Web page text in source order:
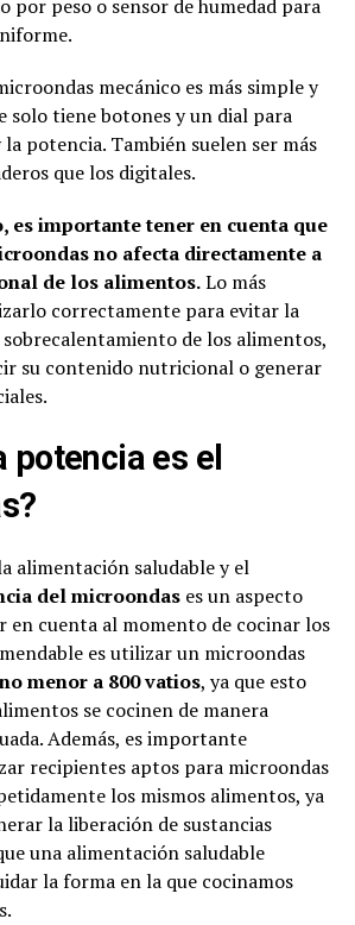
por peso o sensor de humedad para
mecánico es más simple y
solo tiene botones y un dial para
potencia. También suelen ser más
que los digitales.
es importante tener en cuenta que
no afecta directamente a
de los alimentos.Lo más
correctamente para evitar la
de los alimentos,
su contenido nutricional o generar
potencia es el
alimentación saludable y el
del microondas es un aspecto
cuenta al momento de cocinar los
es utilizar un microondas
menor a 800 vatios, ya que esto
se cocinen de manera
Además, es importante
recipientes aptos para microondas
los mismos alimentos, ya
la liberación de sustancias
una alimentación saludable
la forma en la que cocinamos